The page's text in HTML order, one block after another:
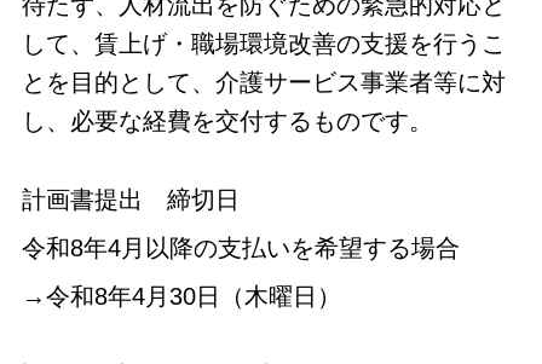
して、賃上げ・職場環境改善の支援を行うこ
とを目的として、介護サービス事業者等に対
し、必要な経費を交付するものです。
計画書提出 締切日
令和8年4月以降の支払いを希望する場合
→令和8年4月30日（木曜日）